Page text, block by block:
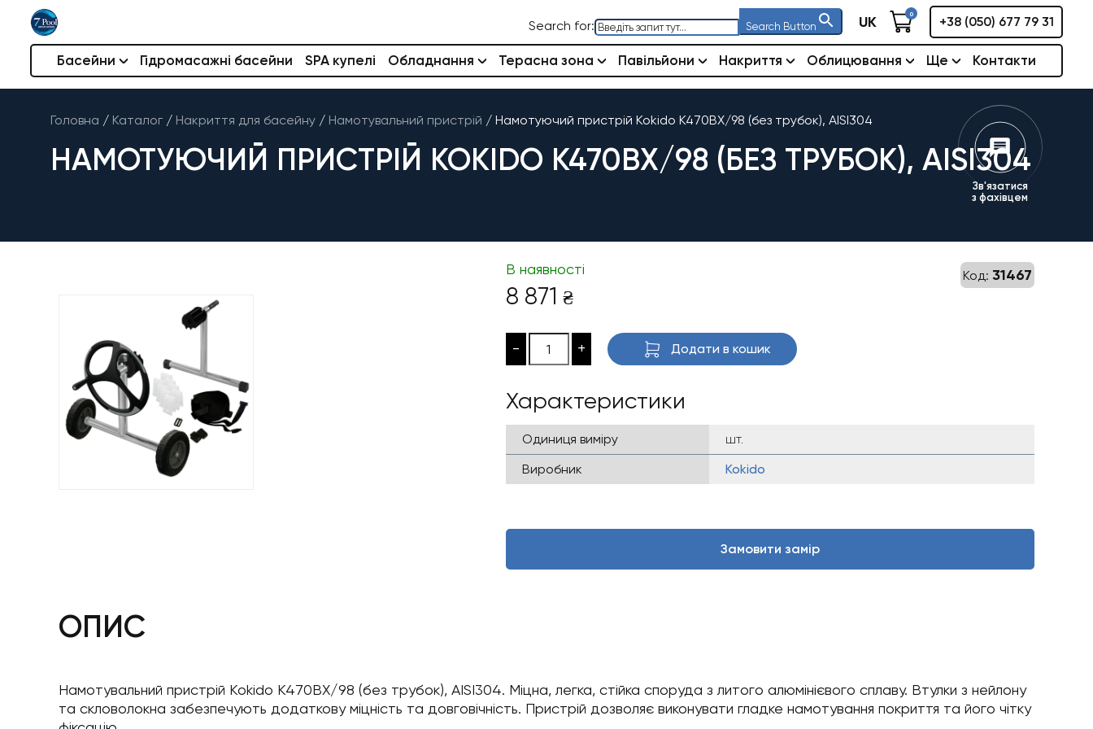
Search for: Search Button UK 0
+38 (050) 677 79 31
Басейни Гідромасажні басейни SPA купелі Обладнання Терасна зона Павільйони Накриття Облицювання Ще Контакти
Головна / Каталог / Накриття для басейну / Намотувальний пристрій / Намотуючий пристрій Kokido K470BX/98 (без трубок), AISI304
НАМОТУЮЧИЙ ПРИСТРІЙ KOKIDO K470BX/98 (БЕЗ ТРУБОК), AISI304
Зв'язатися
з фахівцем
Код: 31467
В наявності
8 871 ₴
- + Додати в кошик
Характеристики
Одиниця виміру
шт.
Виробник
Kokido
Замовити замір
ОПИС
Намотувальний пристрій Kokido K470BX/98 (без трубок), AISI304. Міцна, легка, стійка споруда з литого алюмінієвого сплаву. Втулки з нейлону
та скловолокна забезпечують додаткову міцність та довговічність. Пристрій дозволяє виконувати гладке намотування покриття та його чітку